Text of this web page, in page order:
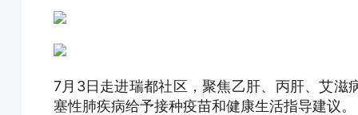
7月3日走进瑞都社区，聚焦乙肝、丙肝、艾滋
塞性肺疾病给予接种疫苗和健康生活指导建议。